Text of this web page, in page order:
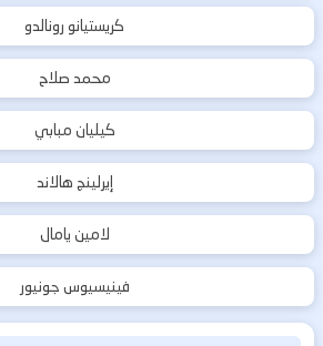
كريستيانو رونالدو
محمد صلاح
كيليان مبابي
إيرلينج هالاند
لامين يامال
فينيسيوس جونيور